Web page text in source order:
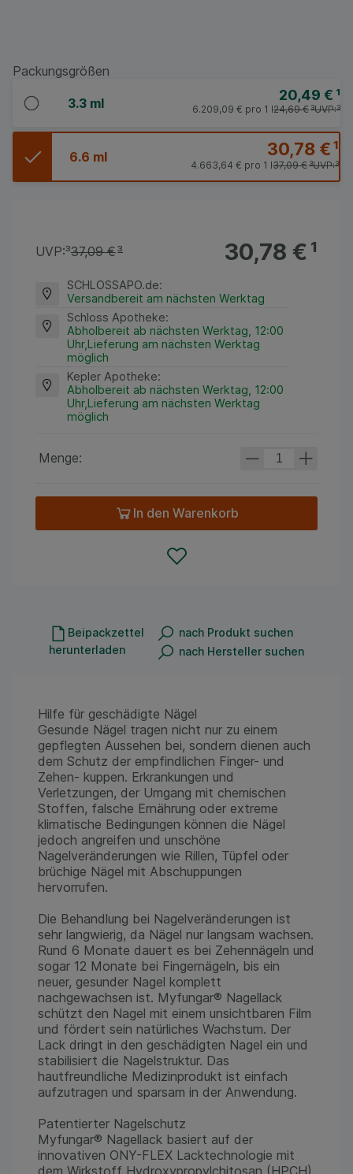
Packungsgrößen
3.3 ml 20,49 € ¹
UVP:³
24,69 €³
6.209,09 € pro 1 l
6.6 ml 30,78 €¹
UVP:³
37,09 €³
4.663,64 € pro 1 l
30,78 €¹
UVP:³37,09 €³
SCHLOSSAPO.de:
Versandbereit am nächsten Werktag
Schloss Apotheke:
Abholbereit ab nächsten Werktag, 12:00
Uhr,Lieferung am nächsten Werktag
möglich
Kepler Apotheke:
Abholbereit ab nächsten Werktag, 12:00
Uhr,Lieferung am nächsten Werktag
möglich
Menge:
In den Warenkorb
Beipackzettel
herunterladen
nach Produkt suchen
nach Hersteller suchen
Hilfe für geschädigte Nägel
Gesunde Nägel tragen nicht nur zu einem
gepflegten Aussehen bei, sondern dienen auch
dem Schutz der empfindlichen Finger- und
Zehen- kuppen. Erkrankungen und
Verletzungen, der Umgang mit chemischen
Stoffen, falsche Ernährung oder extreme
klimatische Bedingungen können die Nägel
jedoch angreifen und unschöne
Nagelveränderungen wie Rillen, Tüpfel oder
brüchige Nägel mit Abschuppungen
hervorrufen.
Die Behandlung bei Nagelveränderungen ist
sehr langwierig, da Nägel nur langsam wachsen.
Rund 6 Monate dauert es bei Zehennägeln und
sogar 12 Monate bei Fingernägeln, bis ein
neuer, gesunder Nagel komplett
nachgewachsen ist. Myfungar® Nagellack
schützt den Nagel mit einem unsichtbaren Film
und fördert sein natürliches Wachstum. Der
Lack dringt in den geschädigten Nagel ein und
stabilisiert die Nagelstruktur. Das
hautfreundliche Medizinprodukt ist einfach
aufzutragen und sparsam in der Anwendung.
Patentierter Nagelschutz
Myfungar® Nagellack basiert auf der
innovativen ONY-FLEX Lacktechnologie mit